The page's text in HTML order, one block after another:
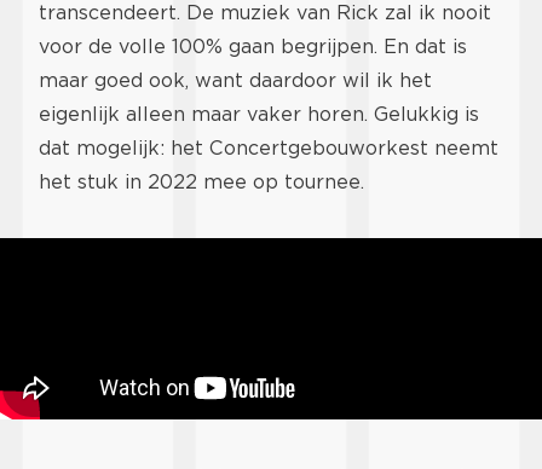
transcendeert. De muziek van Rick zal ik nooit
voor de volle 100% gaan begrijpen. En dat is
maar goed ook, want daardoor wil ik het
eigenlijk alleen maar vaker horen. Gelukkig is
dat mogelijk: het Concertgebouworkest neemt
het stuk in 2022 mee op tournee.